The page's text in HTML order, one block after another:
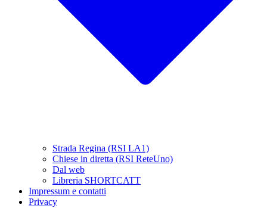
Strada Regina (RSI LA1)
Chiese in diretta (RSI ReteUno)
Dal web
Libreria SHORTCATT
Impressum e contatti
Privacy